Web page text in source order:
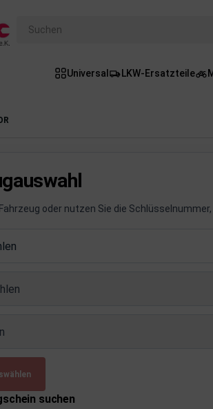
Suchen
Universal LKW-Ersatzteile
oder nutzen Sie die
suchen